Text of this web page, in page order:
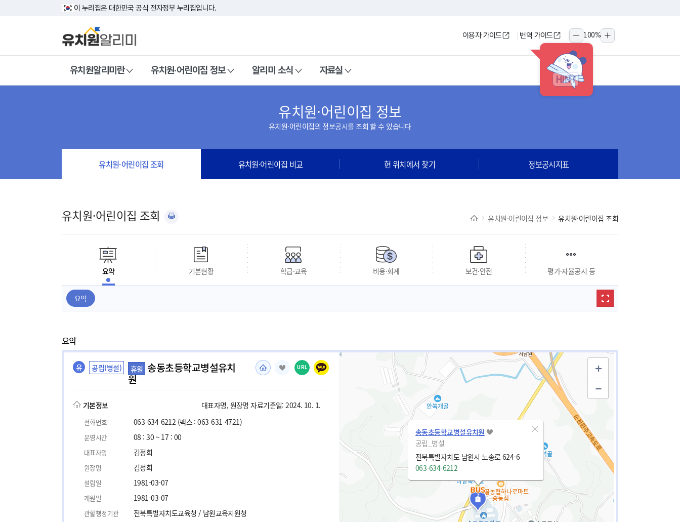
HINT
이 누리집은 대한민국 공식 전자정부 누리집입니다.
이용자 가이드 번역 가이드
축소
100%
확대
유치원알리미란 유치원·어린이집 정보 알리미 소식 자료실
유치원·어린이집 정보
유치원·어린이집의 정보공시를 조회 할 수 있습니다
유치원·어린이집 조회 유치원·어린이집 비교 현 위치에서 찾기 정보공시지표
유치원·어린이집 조회 유치원·어린이집 정보 유치원·어린이집 조회
요약 기본현황 학급·교육 비용·회계 보건·안전 평가·자율공시 등
요약
요약
유 공립(병설) 휴원 송동초등학교병설유치
원
URL
기본정보 대표자명, 원장명 자료기준일: 2024. 10. 1.
전화번호 063-634-6212 (팩스 : 063-631-4721)
운영시간 08 : 30 ~ 17 : 00
대표자명 김정희
원장명 김정희
설립일 1981-03-07
개원일 1981-03-07
관할행정기관 전북특별자치도교육청 / 남원교육지원청
송동초등학교병설유치원
공립_병설
전북특별자치도 남원시 노송로 624-6
063-634-6212